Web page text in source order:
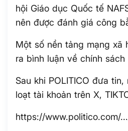
hội Giáo dục Quốc tế
nên được đánh giá công
Một số nền tảng mạng xã
ra bình luận về chính sách
Sau khi POLITICO đưa
loạt tài khoản trên X,
https://www.politico.com/